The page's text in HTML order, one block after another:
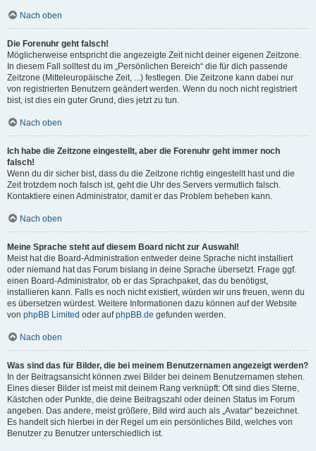
Nach oben
Die Forenuhr geht falsch!
Möglicherweise entspricht die angezeigte Zeit nicht deiner eigenen Zeitzone.
In diesem Fall solltest du im „Persönlichen Bereich“ die für dich passende
Zeitzone (Mitteleuropäische Zeit, ...) festlegen. Die Zeitzone kann dabei nur
von registrierten Benutzern geändert werden. Wenn du noch nicht registriert
bist, ist dies ein guter Grund, dies jetzt zu tun.
Nach oben
Ich habe die Zeitzone eingestellt, aber die Forenuhr geht immer noch
falsch!
Wenn du dir sicher bist, dass du die Zeitzone richtig eingestellt hast und die
Zeit trotzdem noch falsch ist, geht die Uhr des Servers vermutlich falsch.
Kontaktiere einen Administrator, damit er das Problem beheben kann.
Nach oben
Meine Sprache steht auf diesem Board nicht zur Auswahl!
Meist hat die Board-Administration entweder deine Sprache nicht installiert
oder niemand hat das Forum bislang in deine Sprache übersetzt. Frage ggf.
einen Board-Administrator, ob er das Sprachpaket, das du benötigst,
installieren kann. Falls es noch nicht existiert, würden wir uns freuen, wenn du
es übersetzen würdest. Weitere Informationen dazu können auf der Website
von phpBB Limited oder aufphpBB.de gefunden werden.
Nach oben
Was sind das für Bilder, die bei meinem Benutzernamen angezeigt werden?
In der Beitragsansicht können zwei Bilder bei deinem Benutzernamen stehen.
Eines dieser Bilder ist meist mit deinem Rang verknüpft: Oft sind dies Sterne,
Kästchen oder Punkte, die deine Beitragszahl oder deinen Status im Forum
angeben. Das andere, meist größere, Bild wird auch als „Avatar“ bezeichnet.
Es handelt sich hierbei in der Regel um ein persönliches Bild, welches von
Benutzer zu Benutzer unterschiedlich ist.